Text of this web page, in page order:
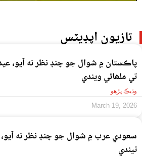
تازيون اپڊيٽس
تي ملھائي ويندي
وڌيڪ پڙهو
March 19, 2026
ٿيندي